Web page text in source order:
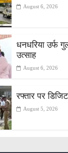
August 6, 2026
धनधरिया उर्फ
उत्साह
August 6, 2026
रफ्तार पर
August 5, 2026